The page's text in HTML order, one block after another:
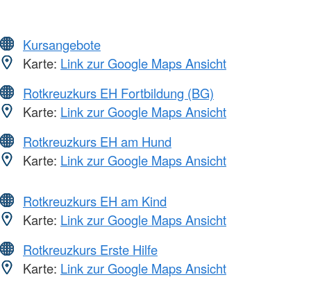
Kursangebote
Karte: Link zur Google Maps Ansicht
Rotkreuzkurs EH Fortbildung (BG)
Karte: Link zur Google Maps Ansicht
Rotkreuzkurs EH am Hund
Karte: Link zur Google Maps Ansicht
Rotkreuzkurs EH am Kind
Karte: Link zur Google Maps Ansicht
Rotkreuzkurs Erste Hilfe
Karte: Link zur Google Maps Ansicht